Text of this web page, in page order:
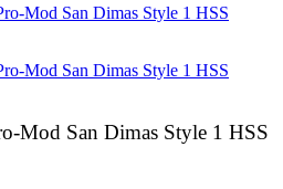
Mod San Dimas Style 1 HSS